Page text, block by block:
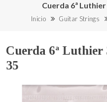
Cuerda 6ª
Inicio Guitar Strings
Cuerda 6ª Luthier
35